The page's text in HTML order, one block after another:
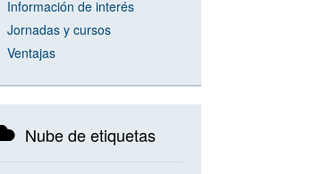
Información de interés
Jornadas y cursos
Ventajas
Nube de etiquetas